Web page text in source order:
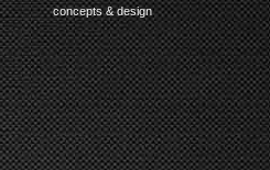
concepts & design